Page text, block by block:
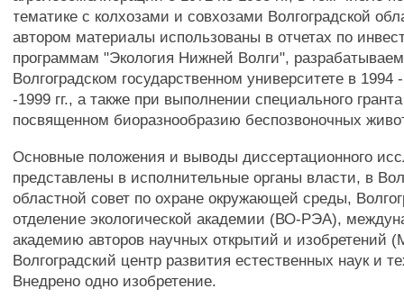
тематике с колхозами и совхозами Волгоградской
автором материалы использованы в отчетах по
программам "Экология Нижней Волги",
Волгоградском государственном университете в 1994
-1999 гг., а также при выполнении специального
посвященном биоразнообразию беспозвоночных
Основные положения и выводы диссертационного
представлены в исполнительные органы власти, в
областной совет по охране окружающей среды,
отделение экологической академии (ВО-РЭА),
академию авторов научных открытий и
Волгоградский центр развития естественных наук и
Внедрено одно изобретение.